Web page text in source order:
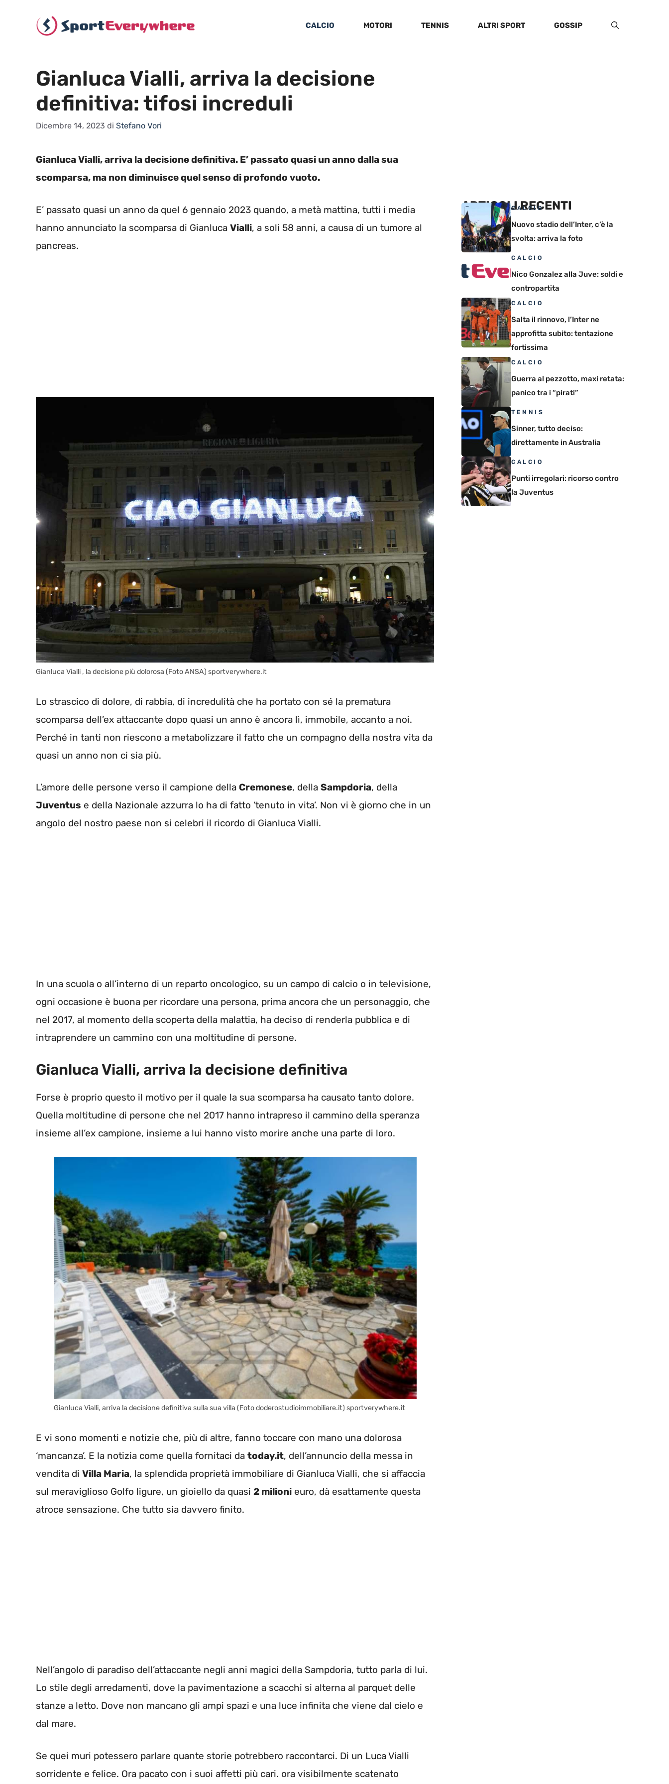
CALCIO MOTORI TENNIS ALTRI SPORT GOSSIP
Gianluca Vialli, arriva la decisione
definitiva: tifosi increduli
Dicembre 14, 2023 di Stefano Vori
Gianluca Vialli, arriva la decisione definitiva. E’ passato quasi un anno dalla sua
scomparsa, ma non diminuisce quel senso di profondo vuoto.
E’ passato quasi un anno da quel 6 gennaio 2023 quando, a metà mattina, tutti i media
hanno annunciato la scomparsa di Gianluca Vialli, a soli 58 anni, a causa di un tumore al
pancreas.
Gianluca Vialli , la decisione più dolorosa (Foto ANSA) sportverywhere.it
Lo strascico di dolore, di rabbia, di incredulità che ha portato con sé la prematura
scomparsa dell’ex attaccante dopo quasi un anno è ancora lì, immobile, accanto a noi.
Perché in tanti non riescono a metabolizzare il fatto che un compagno della nostra vita da
quasi un anno non ci sia più.
L’amore delle persone verso il campione della Cremonese, della Sampdoria, della
Juventus e della Nazionale azzurra lo ha di fatto ‘tenuto in vita’. Non vi è giorno che in un
angolo del nostro paese non si celebri il ricordo di Gianluca Vialli.
In una scuola o all’interno di un reparto oncologico, su un campo di calcio o in televisione,
ogni occasione è buona per ricordare una persona, prima ancora che un personaggio, che
nel 2017, al momento della scoperta della malattia, ha deciso di renderla pubblica e di
intraprendere un cammino con una moltitudine di persone.
Gianluca Vialli, arriva la decisione definitiva
Forse è proprio questo il motivo per il quale la sua scomparsa ha causato tanto dolore.
Quella moltitudine di persone che nel 2017 hanno intrapreso il cammino della speranza
insieme all’ex campione, insieme a lui hanno visto morire anche una parte di loro.
Gianluca Vialli, arriva la decisione definitiva sulla sua villa (Foto doderostudioimmobiliare.it) sportverywhere.it
E vi sono momenti e notizie che, più di altre, fanno toccare con mano una dolorosa
‘mancanza’. E la notizia come quella fornitaci da today.it, dell’annuncio della messa in
vendita di Villa Maria, la splendida proprietà immobiliare di Gianluca Vialli, che si affaccia
sul meraviglioso Golfo ligure, un gioiello da quasi 2 milioni euro, dà esattamente questa
atroce sensazione. Che tutto sia davvero finito.
Nell’angolo di paradiso dell’attaccante negli anni magici della Sampdoria, tutto parla di lui.
Lo stile degli arredamenti, dove la pavimentazione a scacchi si alterna al parquet delle
stanze a letto. Dove non mancano gli ampi spazi e una luce infinita che viene dal cielo e
dal mare.
Se quei muri potessero parlare quante storie potrebbero raccontarci. Di un Luca Vialli
sorridente e felice. Ora pacato con i suoi affetti più cari. ora visibilmente scatenato
ARTICOLI RECENTI
CALCIO
Nuovo stadio dell’Inter, c’è la
svolta: arriva la foto
CALCIO
Nico Gonzalez alla Juve: soldi e
contropartita
CALCIO
Salta il rinnovo, l’Inter ne
approfitta subito: tentazione
fortissima
CALCIO
Guerra al pezzotto, maxi retata:
panico tra i “pirati”
TENNIS
Sinner, tutto deciso:
direttamente in Australia
CALCIO
Punti irregolari: ricorso contro
la Juventus